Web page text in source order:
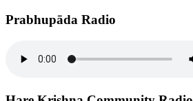
Prabhupāda Radio